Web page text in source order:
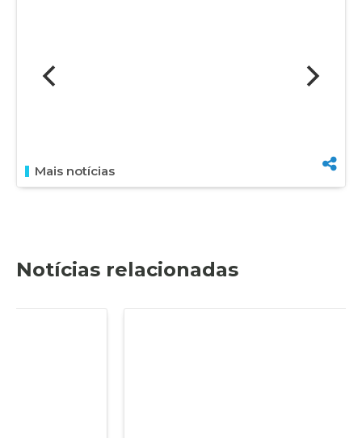
Mais notícias
Notícias relacionadas